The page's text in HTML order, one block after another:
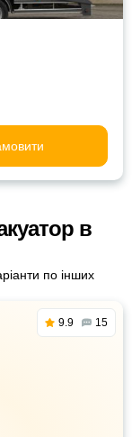
в
по інших
9.9 15